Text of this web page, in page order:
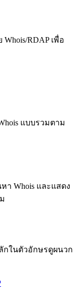
RDAP เพื่อ
แบบรวมตาม
า Whois และแสดง
กในตัวอักษรดูผนวก